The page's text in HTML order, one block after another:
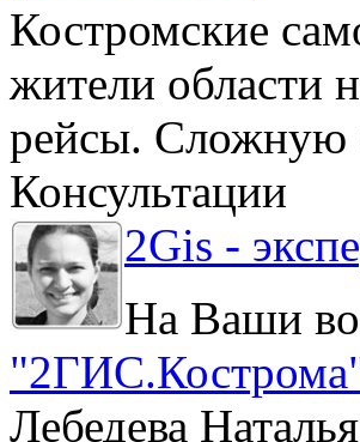
Костромские
жители области
рейсы. Сложную
Консультации
2Gis -
На Ваши
Лебедева